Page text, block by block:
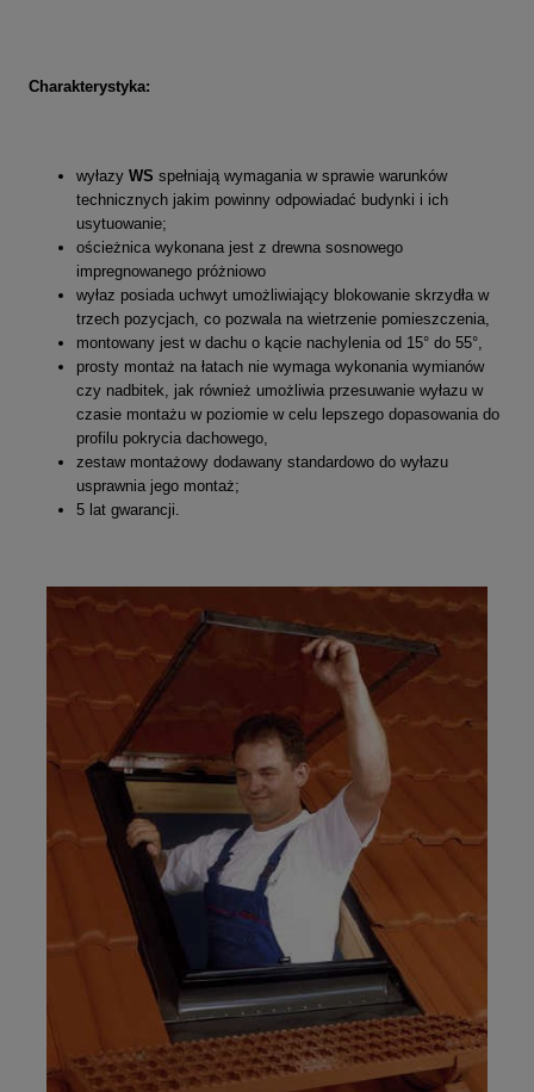
Charakterystyka:
wyłazy WS spełniają wymagania w sprawie warunków
technicznych jakim powinny odpowiadać budynki i ich
usytuowanie;
ościeżnica wykonana jest z drewna sosnowego
impregnowanego próżniowo
wyłaz posiada uchwyt umożliwiający blokowanie skrzydła w
trzech pozycjach, co pozwala na wietrzenie pomieszczenia,
montowany jest w dachu o kącie nachylenia od 15° do 55°,
prosty montaż na łatach nie wymaga wykonania wymianów
czy nadbitek, jak również umożliwia przesuwanie wyłazu w
czasie montażu w poziomie w celu lepszego dopasowania do
profilu pokrycia dachowego,
zestaw montażowy dodawany standardowo do wyłazu
usprawnia jego montaż;
5 lat gwarancji.